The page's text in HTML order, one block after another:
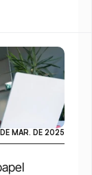
MAR. DE 2025